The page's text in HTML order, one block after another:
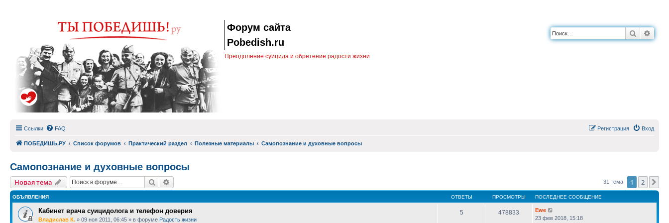
Форум сайта
Pobedish.ru
Преодоление суицида и обретение радости жизни
Поиск
Ссылки FAQ Вход
Регистрация
ПОБЕДИШЬ.РУ Список форумов Практический раздел Полезные материалы Самопознание и духовные вопросы
Самопознание и духовные вопросы
Новая тема Поиск 31 тема 1 2
ОБЪЯВЛЕНИЯ ОТВЕТЫ ПРОСМОТРЫ ПОСЛЕДНЕЕ СООБЩЕНИЕ
Кабинет врача суицидолога и телефон доверия
Владислав К. » 09 ноя 2011, 06:45 » в форуме Радость жизни
5 478833
Ewe
23 фев 2018, 15:18